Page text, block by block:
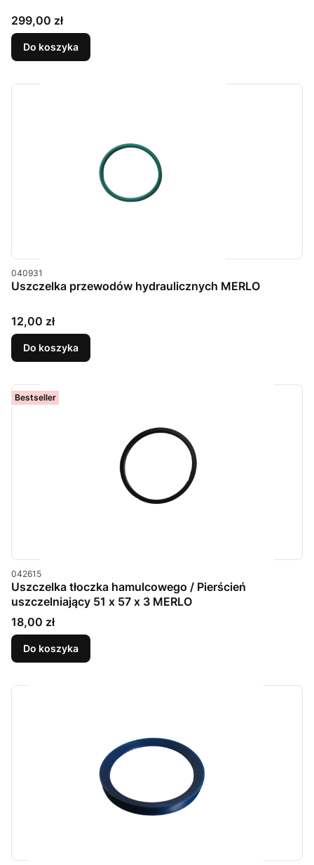
Cena
299,00 zł
Do koszyka
Kod produktu
040931
Uszczelka przewodów hydraulicznych MERLO
Cena
12,00 zł
Do koszyka
Bestseller
Kod produktu
042615
Uszczelka tłoczka hamulcowego / Pierścień
uszczelniający 51 x 57 x 3 MERLO
Cena
18,00 zł
Do koszyka